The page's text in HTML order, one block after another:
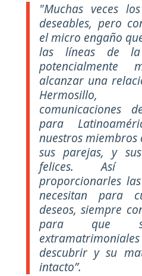
"Muchas veces
deseables, pero
el micro engaño
las líneas de la
potencialmente
alcanzar una
comunicaciones
para
nuestros
sus parejas, y
felices. Así
proporcionarles
necesitan para
deseos, siempre
para que
descubrir y su
intacto”.